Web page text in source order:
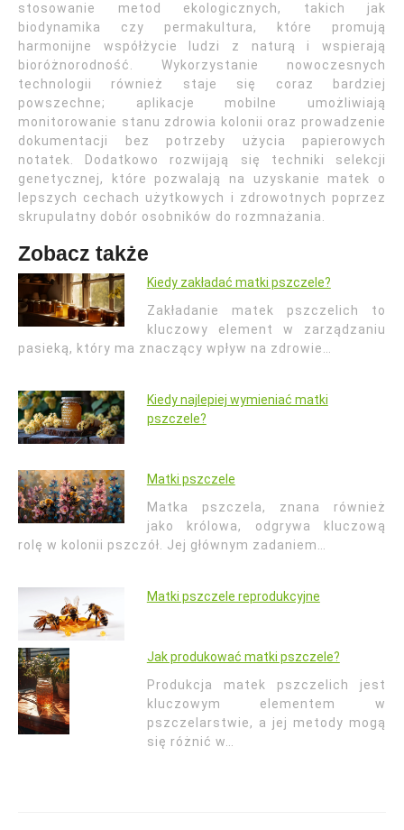
stosowanie metod ekologicznych, takich jak
biodynamika czy permakultura, które promują
harmonijne współżycie ludzi z naturą i wspierają
bioróżnorodność. Wykorzystanie nowoczesnych
technologii również staje się coraz bardziej
powszechne; aplikacje mobilne umożliwiają
monitorowanie stanu zdrowia kolonii oraz prowadzenie
dokumentacji bez potrzeby użycia papierowych
notatek. Dodatkowo rozwijają się techniki selekcji
genetycznej, które pozwalają na uzyskanie matek o
lepszych cechach użytkowych i zdrowotnych poprzez
skrupulatny dobór osobników do rozmnażania.
Zobacz także
Kiedy zakładać matki pszczele?
Zakładanie matek pszczelich to
kluczowy element w zarządzaniu
pasieką, który ma znaczący wpływ na zdrowie…
Kiedy najlepiej wymieniać matki
pszczele?
Matki pszczele
Matka pszczela, znana również
jako królowa, odgrywa kluczową
rolę w kolonii pszczół. Jej głównym zadaniem…
Matki pszczele reprodukcyjne
Jak produkować matki pszczele?
Produkcja matek pszczelich jest
kluczowym elementem w
pszczelarstwie, a jej metody mogą
się różnić w…